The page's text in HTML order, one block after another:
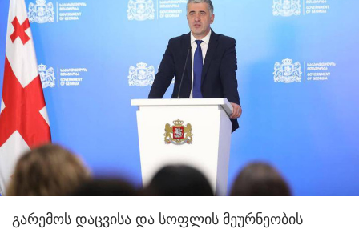
გარემოს დაცვისა და სოფლის მეურნეობის